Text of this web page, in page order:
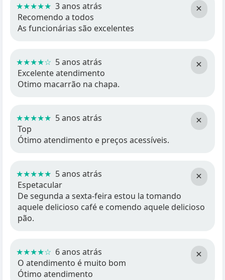
×
★★★★★ 3 anos atrás
Recomendo a todos
As funcionárias são excelentes
×
★★★★☆ 5 anos atrás
Excelente atendimento
Otimo macarrão na chapa.
×
★★★★★ 5 anos atrás
Top
Ótimo atendimento e preços acessíveis.
×
★★★★★ 5 anos atrás
Espetacular
De segunda a sexta-feira estou la tomando
aquele delicioso café e comendo aquele delicioso
pão.
×
★★★★☆ 6 anos atrás
O atendimento é muito bom
Ótimo atendimento